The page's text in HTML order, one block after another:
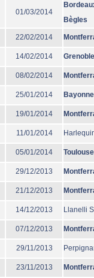
01/03/2014
Bègles
22/02/2014
14/02/2014 Grenoble
08/02/2014
25/01/2014 Bayonne
19/01/2014
11/01/2014
05/01/2014 Toulouse
29/12/2013
21/12/2013
14/12/2013 Llanelli
07/12/2013
29/11/2013
23/11/2013